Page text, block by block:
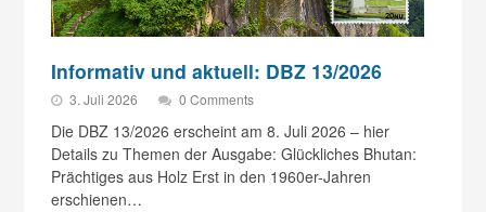
Informativ und aktuell: DBZ 13/2026
3. Juli 2026 0 Comments
Die DBZ 13/2026 erscheint am 8. Juli 2026 – hier
Details zu Themen der Ausgabe: Glückliches Bhutan:
Prächtiges aus Holz Erst in den 1960er-Jahren
erschienen…